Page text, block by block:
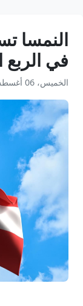
في الربع
الخميس، 06 أغسطس 2026